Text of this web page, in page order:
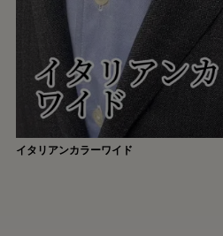
イタリアンカラーワイド